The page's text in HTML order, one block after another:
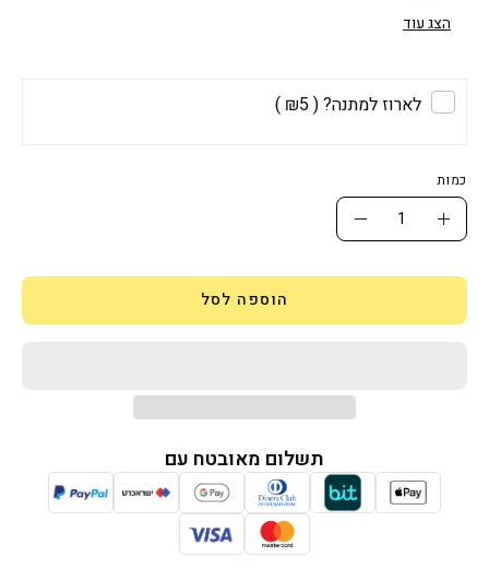
הצג עוד
לארוז למתנה?( ₪5 )
כמות
כמות
הפחתת
הגדלת
הוספה לסל
תשלום מאובטח עם